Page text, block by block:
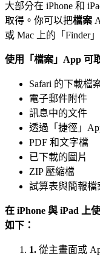
大部分在 iPhone 和
取得。你可以把檔案
或 Mac 上的「Finder」
使用「檔案」App 可
Safari 的下載檔
電子郵件附件
訊息中的文件
透過「捷徑」
PDF 和文字檔
已下載的圖片
ZIP 壓縮檔
試算表與簡報檔
在 iPhone 與 iPad 上
如下：
1. 從主畫面或